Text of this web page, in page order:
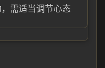
需适当调节心态